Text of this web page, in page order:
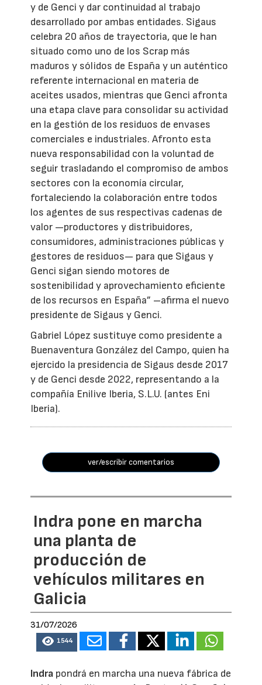
y de Genci y dar continuidad al trabajo
desarrollado por ambas entidades. Sigaus
celebra 20 años de trayectoria, que le han
situado como uno de los Scrap más
maduros y sólidos de España y un auténtico
referente internacional en materia de
aceites usados, mientras que Genci afronta
una etapa clave para consolidar su actividad
en la gestión de los residuos de envases
comerciales e industriales. Afronto esta
nueva responsabilidad con la voluntad de
seguir trasladando el compromiso de ambos
sectores con la economía circular,
fortaleciendo la colaboración entre todos
los agentes de sus respectivas cadenas de
valor —productores y distribuidores,
consumidores, administraciones públicas y
gestores de residuos— para que Sigaus y
Genci sigan siendo motores de
sostenibilidad y aprovechamiento eficiente
de los recursos en España” –afirma el nuevo
presidente de Sigaus y Genci.
Gabriel López sustituye como presidente a
Buenaventura González del Campo, quien ha
ejercido la presidencia de Sigaus desde 2017
y de Genci desde 2022, representando a la
compañía Enilive Iberia, S.L.U. (antes Eni
Iberia).
ver/escribir comentarios
Indra pone en marcha
una planta de
producción de
vehículos militares en
Galicia
31/07/2026
1544
Indra pondrá en marcha una nueva fábrica de